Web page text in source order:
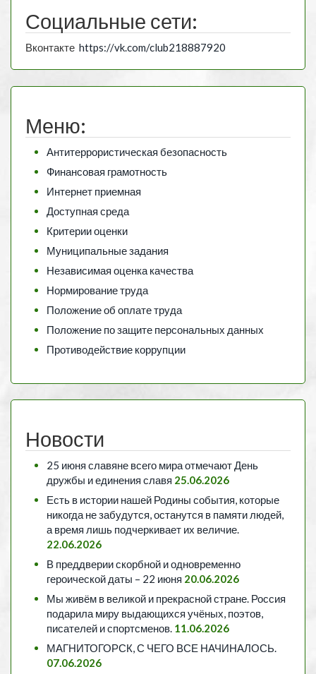
Социальные сети:
Вконтакте https://vk.com/club218887920
Меню:
Антитеррористическая безопасность
Финансовая грамотность
Интернет приемная
Доступная среда
Критерии оценки
Муниципальные задания
Независимая оценка качества
Нормирование труда
Положение об оплате труда
Положение по защите персональных данных
Противодействие коррупции
Новости
25 июня славяне всего мира отмечают День
дружбы и единения славя 25.06.2026
Есть в истории нашей Родины события, которые
никогда не забудутся, останутся в памяти людей,
а время лишь подчеркивает их величие.
22.06.2026
В преддверии скорбной и одновременно
героической даты – 22 июня 20.06.2026
Мы живём в великой и прекрасной стране. Россия
подарила миру выдающихся учёных, поэтов,
писателей и спортсменов. 11.06.2026
МАГНИТОГОРСК, С ЧЕГО ВСЕ НАЧИНАЛОСЬ.
07.06.2026